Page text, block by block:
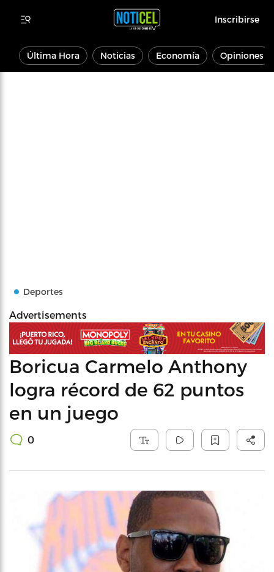
Inscribirse
Última Hora Noticias Economía Opiniones
Deportes
Advertisements
Boricua Carmelo Anthony
logra récord de 62 puntos
en un juego
0